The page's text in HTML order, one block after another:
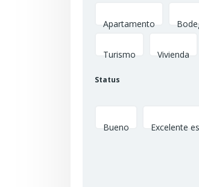
Apartamento
Turismo Vivienda
Status
Bueno Excelente